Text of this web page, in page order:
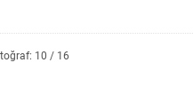
10 / 16